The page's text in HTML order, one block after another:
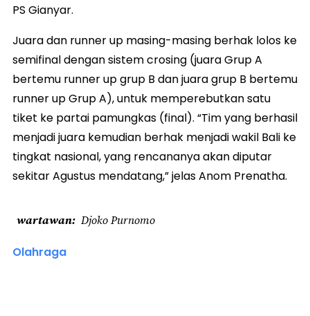
PS Gianyar.
Juara dan runner up masing-masing berhak lolos ke
semifinal dengan sistem crosing (juara Grup A
bertemu runner up grup B dan juara grup B bertemu
runner up Grup A), untuk memperebutkan satu
tiket ke partai pamungkas (final). “Tim yang berhasil
menjadi juara kemudian berhak menjadi wakil Bali ke
tingkat nasional, yang rencananya akan diputar
sekitar Agustus mendatang,” jelas Anom Prenatha.
wartawan Djoko Purnomo
Olahraga